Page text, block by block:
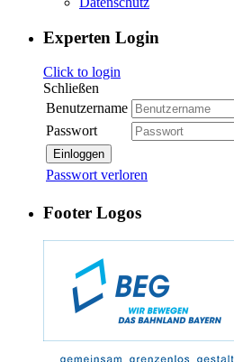
Experten Login
Click to login
Schließen
Benutzername
Passwort
Einloggen
Passwort verloren
Footer Logos